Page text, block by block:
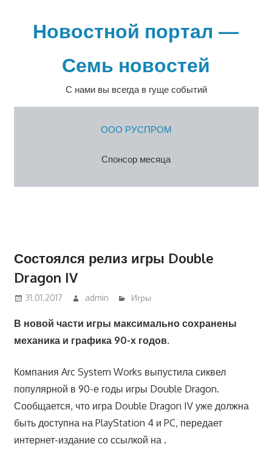
содержимомуНовостной портал —
Семь новостей
С нами вы всегда в гуще событий
ООО РУСПРОМ
Спонсор месяца
Состоялся релиз игры Double
Dragon IV
31.01.2017 admin Игры
В новой части игры максимально сохранены
механика и графика 90-х годов.
Компания Arc System Works выпустила сиквел
популярной в 90-е годы игры Double Dragon.
Сообщается, что игра Double Dragon IV уже должна
быть доступна на PlayStation 4 и PC, передает
интернет-издание со ссылкой на .